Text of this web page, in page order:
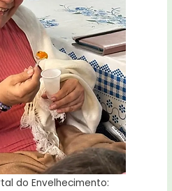
do Envelhecimento: